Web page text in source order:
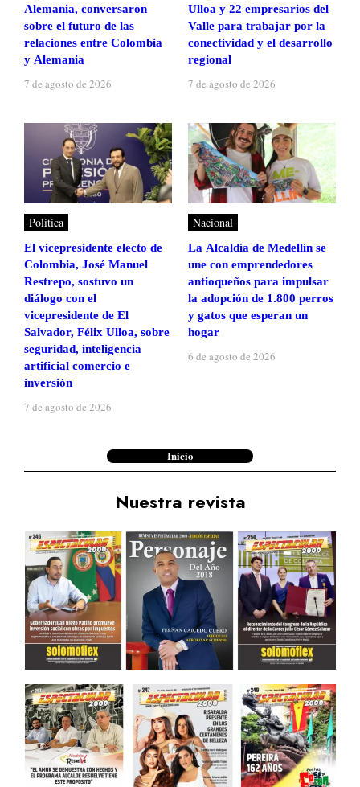
Alemania, conversaron
sobre el futuro de las
relaciones entre Colombia
y Alemania
7 de agosto de 2026
Ulloa y 22 empresarios del
Valle para trabajar por la
conectividad y el desarrollo
regional
7 de agosto de 2026
Politica
El vicepresidente electo de
Colombia, José Manuel
Restrepo, sostuvo un
diálogo con el
vicepresidente de El
Salvador, Félix Ulloa, sobre
seguridad, inteligencia
artificial comercio e
inversión
7 de agosto de 2026
Nacional
La Alcaldía de Medellín se
une con emprendedores
antioqueños para impulsar
la adopción de 1.800 perros
y gatos que esperan un
hogar
6 de agosto de 2026
Inicio
Nuestra revista